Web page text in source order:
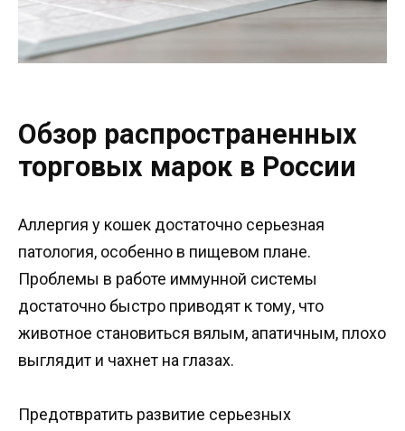
Обзор распространенных
торговых марок в России
Аллергия у кошек достаточно серьезная
патология, особенно в пищевом плане.
Проблемы в работе иммунной системы
достаточно быстро приводят к тому, что
животное становиться вялым, апатичным, плохо
выглядит и чахнет на глазах.
Предотвратить развитие серьезных